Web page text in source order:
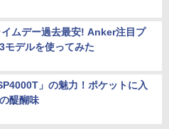
ムデー過去最安! Anker注目プ
モデルを使ってみた
」の魅力！ポケットに入
醍醐味